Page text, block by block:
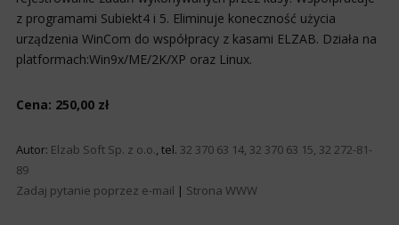
z programami Subiekt4 i 5. Eliminuje koneczność użycia
urządzenia WinCom do współpracy z kasami ELZAB. Działa na
platformach:Win9x/ME/2K/XP oraz Linux.
Cena: 250,00 zł
Autor: Elzab Soft Sp. z o.o., tel. 32 370 63 14, 32 370 63 15, 32 272-81-
89
Zadaj pytanie poprzez e-mail | Strona WWW